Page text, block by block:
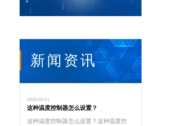
新闻资讯
2026-05-11
这种温度控制器怎么设置？
这种温度控制器怎么设置？这种温度控